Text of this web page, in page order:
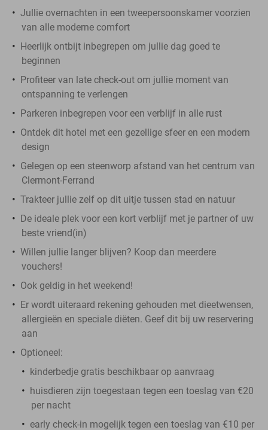
Jullie overnachten in een tweepersoonskamer voorzien
van alle moderne comfort
Heerlijk ontbijt inbegrepen om jullie dag goed te
beginnen
Profiteer van late check-out om jullie moment van
ontspanning te verlengen
Parkeren inbegrepen voor een verblijf in alle rust
Ontdek dit hotel met een gezellige sfeer en een modern
design
Gelegen op een steenworp afstand van het centrum van
Clermont-Ferrand
Trakteer jullie zelf op dit uitje tussen stad en natuur
De ideale plek voor een kort verblijf met je partner of uw
beste vriend(in)
Willen jullie langer blijven? Koop dan meerdere
vouchers!
Ook geldig in het weekend!
Er wordt uiteraard rekening gehouden met dieetwensen,
allergieën en speciale diëten. Geef dit bij uw reservering
aan
Optioneel:
kinderbedje gratis beschikbaar op aanvraag
huisdieren zijn toegestaan tegen een toeslag van €20
per nacht
early check-in mogelijk tegen een toeslag van €10 per